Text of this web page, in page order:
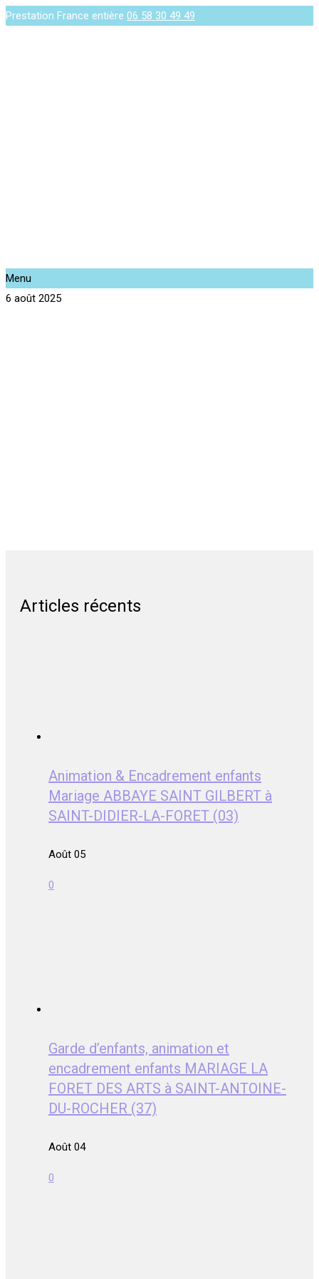
Prestation France entière 06 58 30 49 49
Menu
6 août 2025
Articles récents
Animation & Encadrement enfants
Mariage ABBAYE SAINT GILBERT à
SAINT-DIDIER-LA-FORET (03)
Août 05
0
Garde d’enfants, animation et
encadrement enfants MARIAGE LA
FORET DES ARTS à SAINT-ANTOINE-
DU-ROCHER (37)
Août 04
0